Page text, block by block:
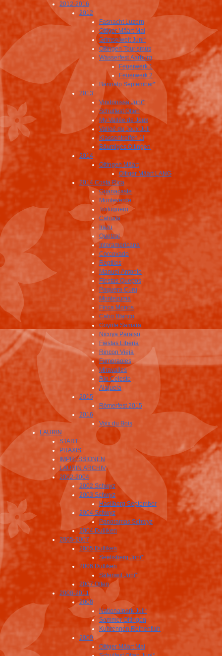
2012-2016
2012
Fasnacht Luzern
Oltiger Määrt Mai
Grimselwelt Juni*
Oltingen Tourismus
Wasserfest Aarburg
Feuerwerk 1
Feuerwerk 2
Bannalp September*
2013
Vindonissa Juni*
Schulfest Olten
My Vallée de Joux
Valleé du Joux Juli
Klassentreffen 1i
Bäumiges Oltingen
2014
Oltingen Määrt
Oltiger Määrt LANG
2014 Costa Rica
Guanacaste
Monteverde
Tortuguero
Cahuita
Irazu
Quetzal
Interamericana
Corcovado
Reptiles
Manuel Antonio
Fiestas Quepos
Paquera Curu
Montezuma
Finca Monos
Cabo Blanco
Coyote Samara
Nicoya Paraiso
Fiestas Liberia
Rincon Vieja
Fumoraoles
Miravalles
Rio Celeste
Alajuela
2015
Römerfest 2015
2016
Voix du Bois
LAURIN
START
PRAXIS
IMPRESSIONEN
LAURIN ARCHIV
2002-2004
2002 Schwyz
2003 Schwyz
Hasliberg September
2004 Schwyz
Panoramas Schwyz
2004 Dulliken
2005-2007
2005 Dulliken
Seelisberg Juni*
2006 Dulliken
Safenwil Juni*
2007 Olten
2008-2011
2008
Nationalpark Juli*
Sommer Oltingen
Kuhrennen Rothenfluh
2009
Oltiger Määrt Mai